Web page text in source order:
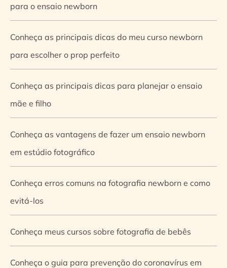
para o ensaio newborn
Conheça as principais dicas do meu curso newborn
para escolher o prop perfeito
Conheça as principais dicas para planejar o ensaio
mãe e filho
Conheça as vantagens de fazer um ensaio newborn
em estúdio fotográfico
Conheça erros comuns na fotografia newborn e como
evitá-los
Conheça meus cursos sobre fotografia de bebês
Conheça o guia para prevenção do coronavírus em